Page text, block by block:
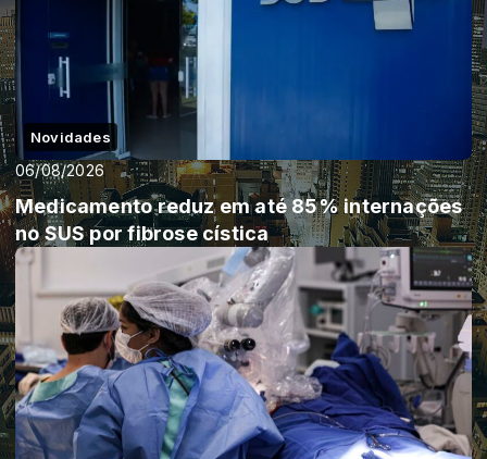
Novidades
06/08/2026
Medicamento reduz em até 85% internações
no SUS por fibrose cística